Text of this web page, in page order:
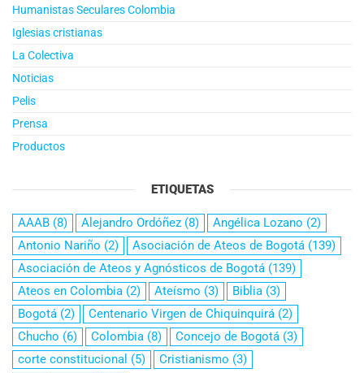
Humanistas Seculares Colombia
Iglesias cristianas
La Colectiva
Noticias
Pelis
Prensa
Productos
ETIQUETAS
AAAB (8) Alejandro Ordóñez (8) Angélica Lozano (2)
Antonio Nariño (2) Asociación de Ateos de Bogotá (139)
Asociación de Ateos y Agnósticos de Bogotá (139)
Ateos en Colombia (2) Ateísmo (3) Biblia (3)
Bogotá (2) Centenario Virgen de Chiquinquirá (2)
Chucho (6) Colombia (8) Concejo de Bogotá (3)
corte constitucional (5) Cristianismo (3)